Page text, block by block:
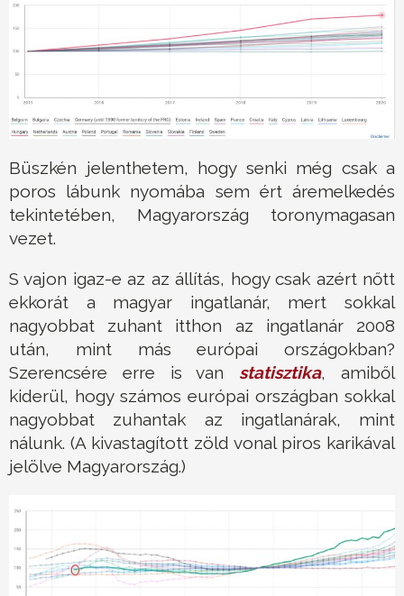
Büszkén jelenthetem, hogy senki még csak a
poros lábunk nyomába sem ért áremelkedés
tekintetében, Magyarország toronymagasan
vezet.
S vajon igaz-e az az állítás, hogy csak azért nőtt
ekkorát a magyar ingatlanár, mert sokkal
nagyobbat zuhant itthon az ingatlanár 2008
után, mint más európai országokban?
Szerencsére erre is van statisztika, amiből
kiderül, hogy számos európai országban sokkal
nagyobbat zuhantak az ingatlanárak, mint
nálunk. (A kivastagított zöld vonal piros karikával
jelölve Magyarország.)